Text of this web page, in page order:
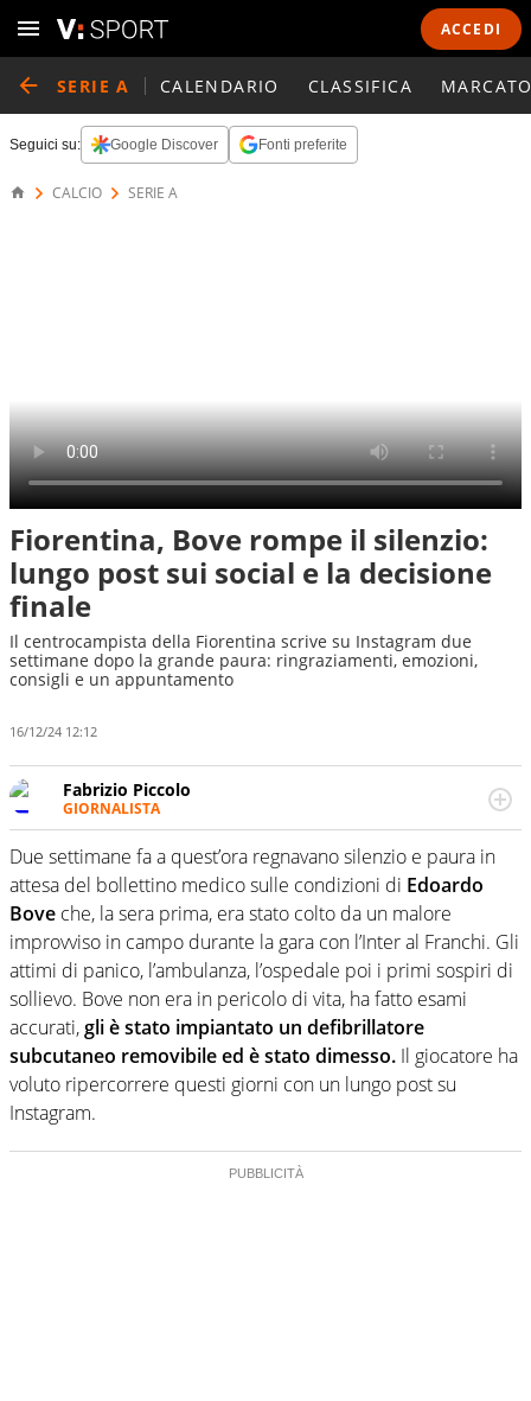
ACCEDI
SERIE A CALENDARIO CLASSIFICA
Seguici su: Google Discover Fonti preferite
CALCIO SERIE A
Fiorentina, Bove rompe il silenzio:
lungo post sui social e la decisione
finale
Il centrocampista della Fiorentina scrive su Instagram due
settimane dopo la grande paura: ringraziamenti, emozioni,
consigli e un appuntamento
16/12/24 12:12
Fabrizio Piccolo
GIORNALISTA
Nella sua carriera ha seguito numerose manifestazioni
sportive e collaborato con agenzie e testate. Esperienza,
competenza, conoscenza e memoria storica. Si occupa
prevalentemente di calcio
Due settimane fa a quest’ora regnavano silenzio e paura in
attesa del bollettino medico sulle condizioni di Edoardo
Bove che, la sera prima, era stato colto da un malore
improvviso in campo durante la gara con l’Inter al Franchi. Gli
attimi di panico, l’ambulanza, l’ospedale poi i primi sospiri di
sollievo. Bove non era in pericolo di vita, ha fatto esami
accurati,gli è stato impiantato un defibrillatore
subcutaneo removibile ed è stato dimesso. Il giocatore ha
voluto ripercorrere questi giorni con un lungo post su
Instagram.